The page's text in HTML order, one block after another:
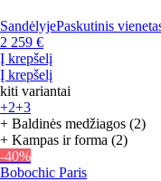
SandėlyjePaskutinis
2 259 €
Į krepšelį
Į krepšelį
kiti variantai
+2+3
+ Baldinės medžiagos (2)
+ Kampas ir forma (2)
-40%
Bobochic Paris